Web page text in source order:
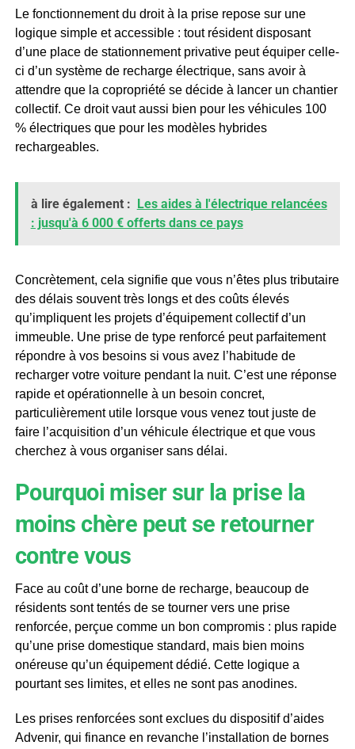
Le fonctionnement du droit à la prise repose sur une
logique simple et accessible : tout résident disposant
d’une place de stationnement privative peut équiper celle-
ci d’un système de recharge électrique, sans avoir à
attendre que la copropriété se décide à lancer un chantier
collectif. Ce droit vaut aussi bien pour les véhicules 100
% électriques que pour les modèles hybrides
rechargeables.
à lire également :
Les aides à l'électrique relancées
: jusqu'à 6 000 € offerts dans ce pays
Concrètement, cela signifie que vous n’êtes plus tributaire
des délais souvent très longs et des coûts élevés
qu’impliquent les projets d’équipement collectif d’un
immeuble. Une prise de type renforcé peut parfaitement
répondre à vos besoins si vous avez l’habitude de
recharger votre voiture pendant la nuit. C’est une réponse
rapide et opérationnelle à un besoin concret,
particulièrement utile lorsque vous venez tout juste de
faire l’acquisition d’un véhicule électrique et que vous
cherchez à vous organiser sans délai.
Pourquoi miser sur la prise la
moins chère peut se retourner
contre vous
Face au coût d’une borne de recharge, beaucoup de
résidents sont tentés de se tourner vers une prise
renforcée, perçue comme un bon compromis : plus rapide
qu’une prise domestique standard, mais bien moins
onéreuse qu’un équipement dédié. Cette logique a
pourtant ses limites, et elles ne sont pas anodines.
Les prises renforcées sont exclues du dispositif d’aides
Advenir, qui finance en revanche l’installation de bornes